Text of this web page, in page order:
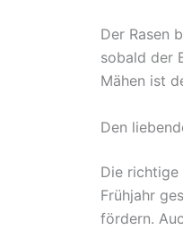
Der Rasen
sobald der
Mähen ist
Den
Die richtige
Frühjahr
fördern.